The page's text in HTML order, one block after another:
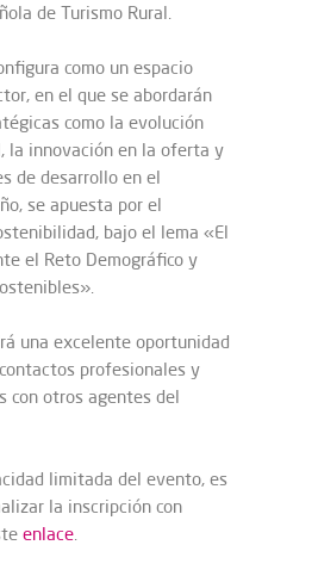
de Turismo Rural.
como un espacio
en el que se abordarán
como la evolución
la innovación en la oferta y
de desarrollo en el
se apuesta por el
bajo el lema «El
el Reto Demográfico y
una excelente oportunidad
profesionales y
con otros agentes del
limitada del evento, es
la inscripción con
enlace.